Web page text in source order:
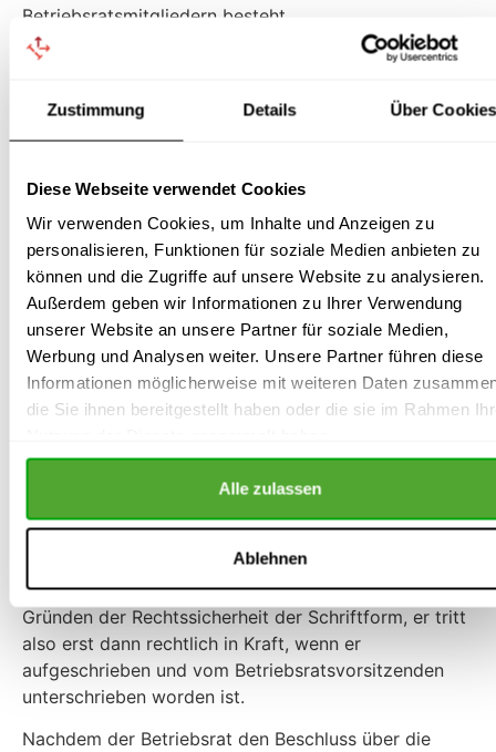
Zustimmung Details Über Cookies
Diese Webseite verwendet Cookies
Wir verwenden Cookies, um Inhalte und Anzeigen zu
personalisieren, Funktionen für soziale Medien anbieten zu
können und die Zugriffe auf unsere Website zu analysieren.
Außerdem geben wir Informationen zu Ihrer Verwendung
unserer Website an unsere Partner für soziale Medien,
Werbung und Analysen weiter. Unsere Partner führen diese
Informationen möglicherweise mit weiteren Daten
die Sie ihnen bereitgestellt haben oder die sie im Rahmen
Alle zulassen
Ablehnen
Betriebsratsmitgliedern besteht.
Wie errichtet der
Betriebsrat einen
Ausschuss?
Die Errichtung eines Ausschusses erfolgt dadurch,
dass der Betriebsrat einen entsprechenden Beschluss
fasst. Mit diesem Beschluss muss festgelegt werden,
welche konkreten Aufgaben der Ausschuss zu
erledigen hat und aus wie vielen Mitgliedern er
besteht. Wie viele Mitglieder ein Ausschuss haben
soll, kann der Betriebsrat selbst entscheiden.
Außerdem sollte in dem Beschluss auch noch
klargestellt werden, ob es sich um einen
selbständiger Entscheidungskompetenz handelt.
selbständiger Entscheidungskompetenz errichten
willen, muss der Beschluss mit absoluter Mehrheit
gefasst werden und der Beschluss bedarf aus
Gründen der Rechtssicherheit der Schriftform, er tritt
also erst dann rechtlich in Kraft, wenn er
aufgeschrieben und vom Betriebsratsvorsitzenden
unterschrieben worden ist.
Nachdem der Betriebsrat den Beschluss über die